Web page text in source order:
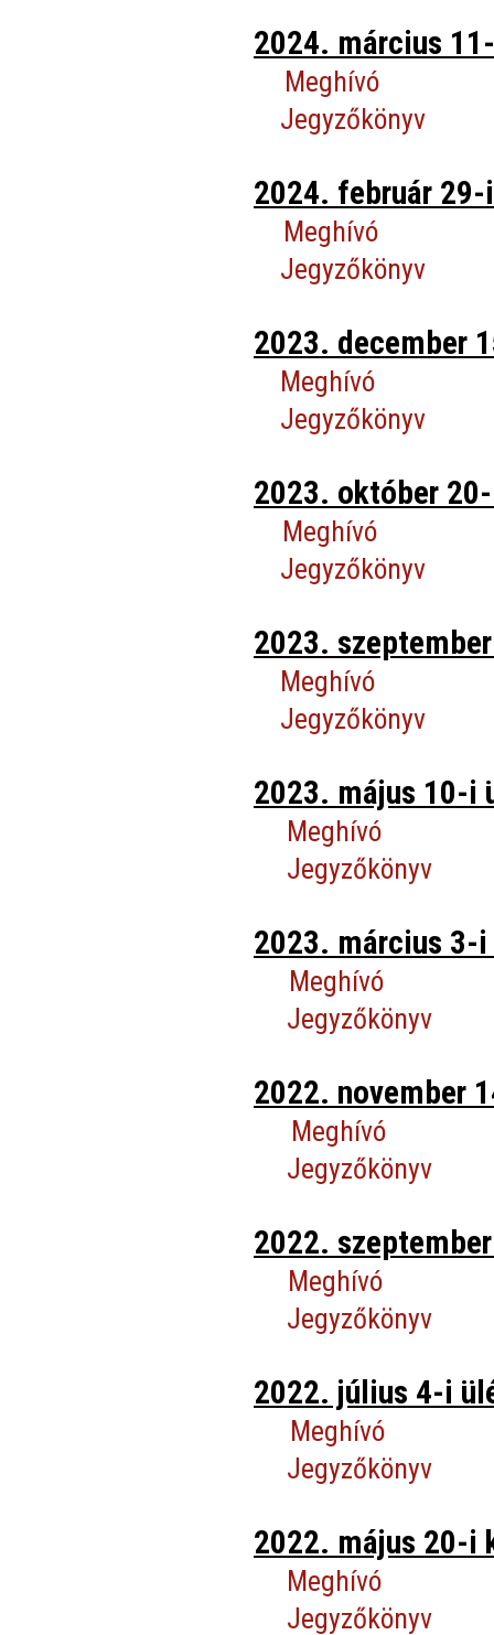
2024. március
Meghívó
Jegyzőkönyv
2024. február
Meghívó
Jegyzőkönyv
2023. december
Meghívó
Jegyzőkönyv
2023. október
Meghívó
Jegyzőkönyv
2023.
Meghívó
Jegyzőkönyv
2023. május 10-i
Meghívó
Jegyzőkönyv
2023. március 3-
Meghívó
Jegyzőkönyv
2022. november
Meghívó
Jegyzőkönyv
2022.
Meghívó
Jegyzőkönyv
2022. július 4-i
Meghívó
Jegyzőkönyv
2022. május 20-i
Meghívó
Jegyzőkönyv